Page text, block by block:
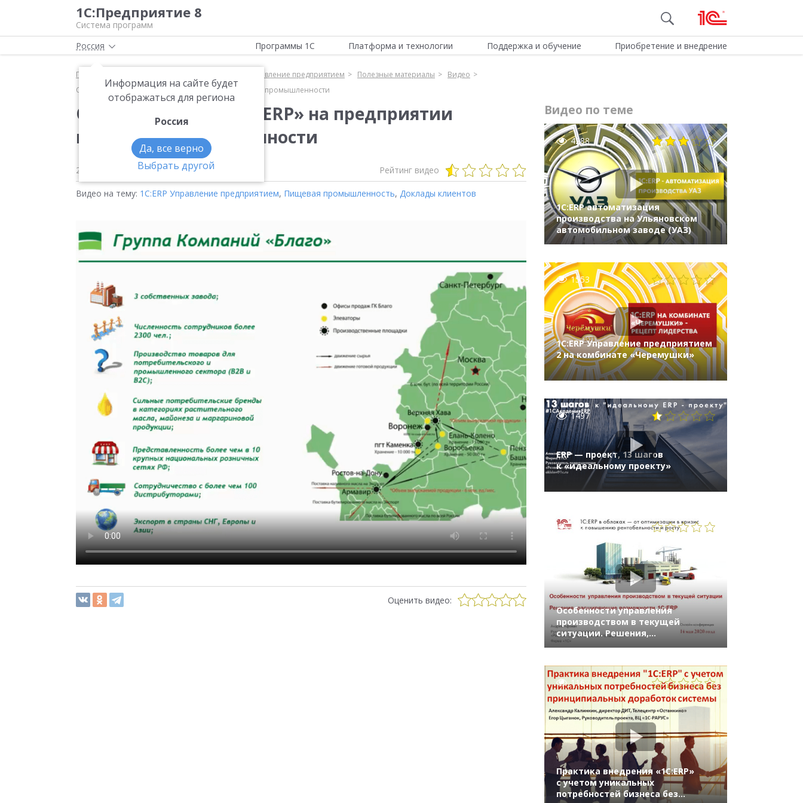
1С:Предприятие 8
Система программ
Россия
Информация на сайте будет
отображаться для региона
Россия
Да, все верно
Выбрать другой
Программы 1С Платформа и технологии Поддержка и обучение Приобретение и внедрение
Главная 1С:ERP Управление предприятием Полезные материалы
Видео
Опыт внедрения «1С:ERP» на предприятии пищевой промышленности
Опыт внедрения «1С:ERP» на предприятии
пищевой промышленности
25 июля 2019 2015 Рейтинг видео
Видео на тему: 1С:ERP Управление предприятием, Пищевая промышленность, Доклады клиентов
Оценить видео:
Видео по теме
4288
1С:ERP автоматизация
производства на Ульяновском
автомобильном заводе (УАЗ)
1553
1С:ERP Управление предприятием
2 на комбинате «Черемушки»
1497
ERP — проект, 13 шагов
к «идеальному проекту»
1121
Особенности управления
производством в текущей
ситуации. Решения,
расширяющие возможности
«1С:ERP в облаках» 14 мая 2020 г.,
Афонин Андрей, «1С»)
1167
Практика внедрения «1С:ERP»
с учетом уникальных
потребностей бизнеса без